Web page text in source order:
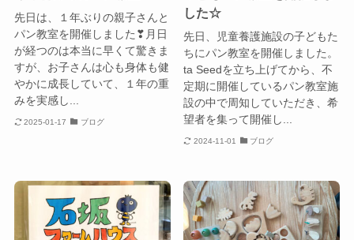
先日は、１年ぶりの親子さんと
パン教室を開催しました❣月日
が経つのは本当に早くて驚きま
すが、お子さんは心も身体も健
やかに成長していて、１年の重
みを実感し...
2025-01-17 ブログ
した☆
先日、児童養護施設の子どもた
ちにパン教室を開催しました。
ta Seedを立ち上げてから、不
定期に開催しているパン教室施
設の中で周知していただき、希
望者を集って開催し...
2024-11-01 ブログ